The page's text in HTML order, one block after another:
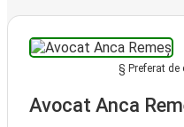
§ Preferat
Avocat Anca